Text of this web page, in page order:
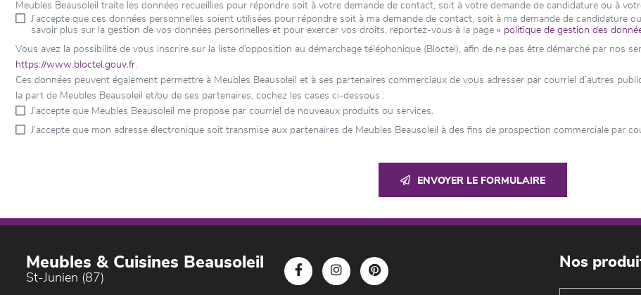
Meubles Beausoleil traite les données recueillies pour répondre soit à votre demande de contact, soit à votre demande de candidature ou à
J’accepte que ces données personnelles soient utilisées pour répondre soit à ma demande de contact, soit à ma demande de candidature
savoir plus sur la gestion de vos données personnelles et pour exercer vos droits, reportez-vous à la page « politique de gestion des
Vous avez la possibilité de vous inscrire sur la liste d’opposition au démarchage téléphonique (Bloctel), afin de ne pas être démarché par nos
https://www.bloctel.gouv.fr.
Ces données peuvent également permettre à Meubles Beausoleil et à ses partenaires commerciaux de vous adresser par courriel d’autres
la part de Meubles Beausoleil et/ou de ses partenaires, cochez les cases ci-dessous :
J’accepte que Meubles Beausoleil me propose par courriel de nouveaux produits ou services.
J’accepte que mon adresse électronique soit transmise aux partenaires de Meubles Beausoleil à des fins de prospection commerciale par
ENVOYER LE FORMULAIRE
Meubles & Cuisines Beausoleil
St-Junien (87)
Nos